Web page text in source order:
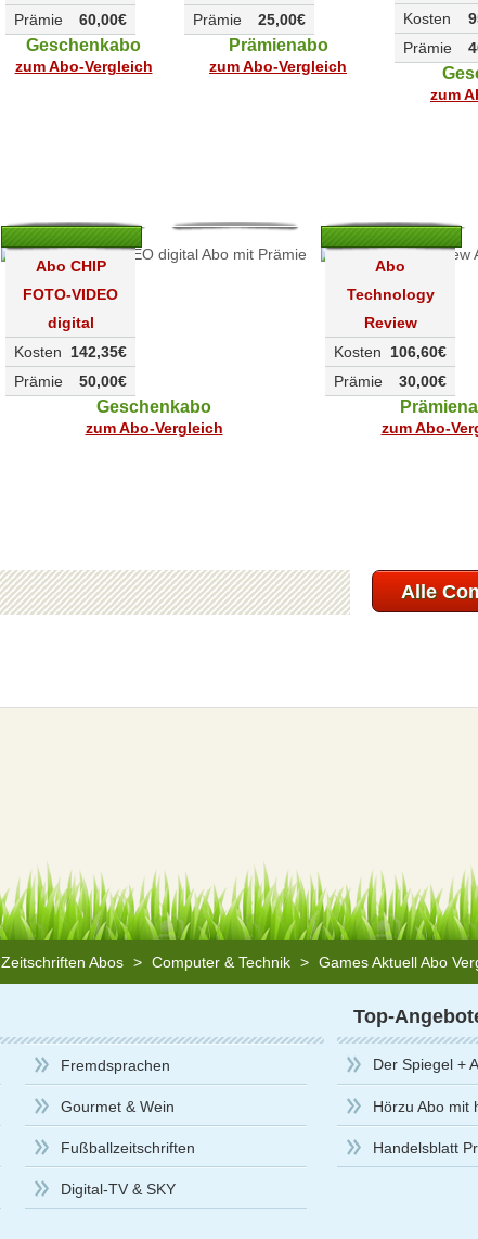
60,00€
Prämie
Geschenkabo
zum Abo-Vergleich
25,00€
Prämie
Prämienabo
zum Abo-Vergleich
Kosten
Prämie
zum
Abo CHIP
FOTO-VIDEO
digital
142,35€
Kosten
50,00€
Prämie
Geschenkabo
zum Abo-Vergleich
Abo
Technology
Review
106,60€
Kosten
30,00€
Prämie
zum Abo-
Alle
Zeitschriften Abos > Computer & Technik > Games Aktuell Abo
Fremdsprachen
Gourmet & Wein
Fußballzeitschriften
Digital-TV & SKY
Top-
Der Spiegel +
Hörzu Abo mit
Handelsblatt